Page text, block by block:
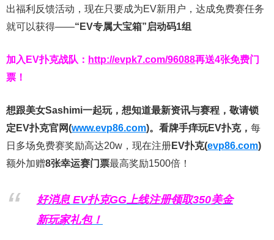
出福利反馈活动，现在只要成为EV新用户，达成免费赛任务
就可以获得——“EV专属大宝箱”启动码1组
加入EV扑克战队： http://evpk7.com/96088再送4张免费门
票！
想跟美女Sashimi一起玩， 想知道最新资讯与赛程， 敬请锁
定EV扑克官网(www.evp86.com)。 看牌手痒玩EV扑克， 每
日多场免费赛奖励高达20w，现在注册EV扑克(evp86.com)
额外加赠8张幸运赛门票最高奖励1500倍！
好消息 EV扑克GG上线注册领取350美金
新玩家礼包！